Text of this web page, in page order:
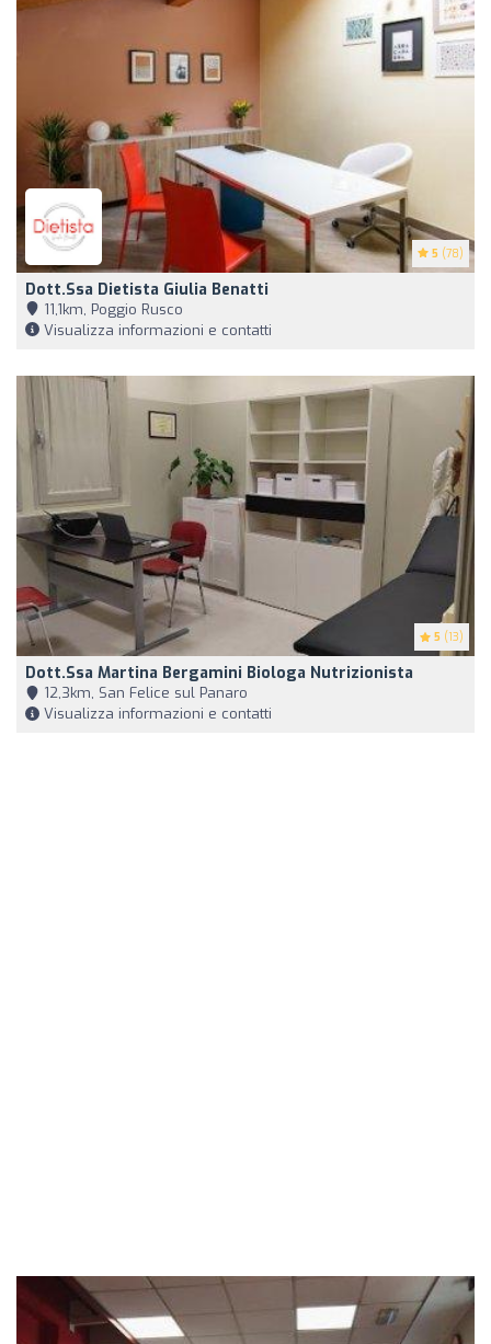
5 (78)
Dott.ssa Dietista Giulia Benatti
11,1km, Poggio Rusco
Visualizza informazioni e contatti
5 (13)
Dott.ssa Martina Bergamini Biologa Nutrizionista
12,3km, San Felice sul Panaro
Visualizza informazioni e contatti